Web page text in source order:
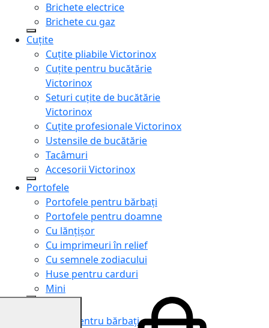
Brichete electrice
Brichete cu gaz
Cuțite
Cuțite pliabile Victorinox
Cuțite pentru bucătărie
Victorinox
Seturi cuțite de bucătărie
Victorinox
Cuțite profesionale Victorinox
Ustensile de bucătărie
Tacâmuri
Accesorii Victorinox
Portofele
Portofele pentru bărbați
Portofele pentru doamne
Cu lănțișor
Cu imprimeuri în relief
Cu semnele zodiacului
Huse pentru carduri
Mini
Genți pentru bărbați